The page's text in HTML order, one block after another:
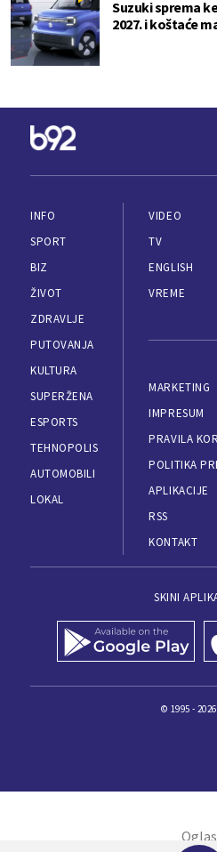
Suzuki sprema
2027. i koštaće
INFO
SPORT
BIZ
ŽIVOT
ZDRAVLJE
PUTOVANJA
KULTURA
SUPERŽENA
ESPORTS
TEHNOPOLIS
AUTOMOBILI
LOKAL
VIDEO
TV
ENGLISH
VREME
MARKETING
IMPRESUM
PRAVILA
POLITIKA
APLIKACIJE
RSS
KONTAKT
SKINI
© 1995 -